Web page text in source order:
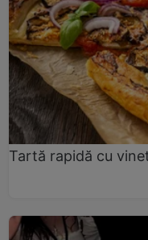
Tartă rapidă cu